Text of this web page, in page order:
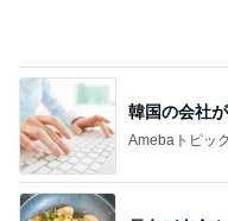
長女が夕食
Amebaトピッ